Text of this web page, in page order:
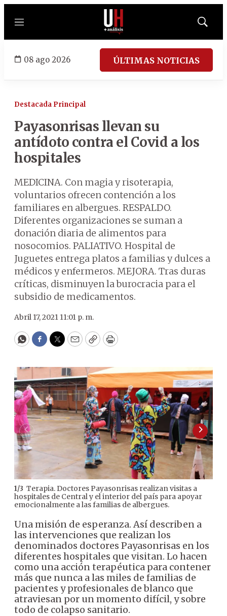
Menú
Mostrar
08 ago 2026 ÚLTIMAS NOTICIAS
Destacada Principal
Payasonrisas llevan su
antídoto contra el Covid a los
hospitales
MEDICINA. Con magia y risoterapia,
voluntarios ofrecen contención a los
familiares en albergues. RESPALDO.
Diferentes organizaciones se suman a
donación diaria de alimentos para
nosocomios. PALIATIVO. Hospital de
Juguetes entrega platos a familias y dulces a
médicos y enfermeros. MEJORA. Tras duras
críticas, disminuyen la burocracia para el
subsidio de medicamentos.
Abril 17, 2021 11:01 p. m.
WhatsApp
Facebook
Twitter
EmailCopyPrint
1/3 Terapia. Doctores Payasonrisas realizan visitas a
hospitales de Central y el interior del país para apoyar
emocionalmente a las familias de albergues.
Una misión de esperanza. Así describen a
las intervenciones que realizan los
denominados doctores Payasonrisas en los
diferentes hospitales que visitan. Lo hacen
como una acción terapéutica para contener
más que nunca a las miles de familias de
pacientes y profesionales de blanco que
atraviesan por un momento difícil, y sobre
todo de colapso sanitario.